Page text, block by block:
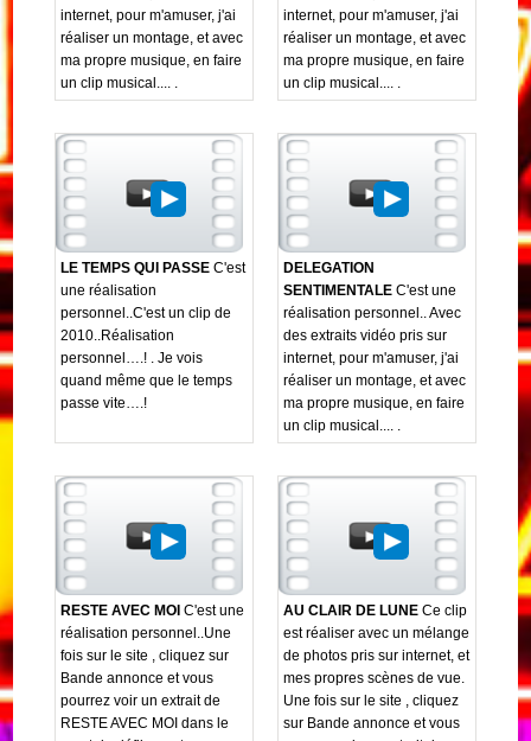
internet, pour m'amuser, j'ai
réaliser un montage, et avec
ma propre musique, en faire
un clip musical.... .
internet, pour m'amuser, j'ai
réaliser un montage, et avec
ma propre musique, en faire
un clip musical.... .
LE TEMPS QUI PASSE C'est
une réalisation
personnel..C'est un clip de
2010..Réalisation
personnel….! . Je vois
quand même que le temps
passe vite….!
DELEGATION
SENTIMENTALE C'est une
réalisation personnel.. Avec
des extraits vidéo pris sur
internet, pour m'amuser, j'ai
réaliser un montage, et avec
ma propre musique, en faire
un clip musical.... .
RESTE AVEC MOI C'est une
réalisation personnel..Une
fois sur le site , cliquez sur
Bande annonce et vous
pourrez voir un extrait de
RESTE AVEC MOI dans le
AU CLAIR DE LUNE Ce clip
est réaliser avec un mélange
de photos pris sur internet, et
mes propres scènes de vue.
Une fois sur le site , cliquez
sur Bande annonce et vous